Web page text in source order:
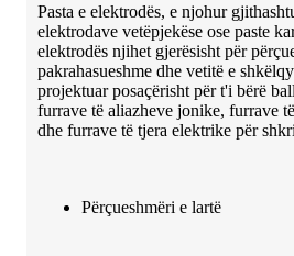
Pasta e elektrodës, e njohur
elektrodave vetëpjekëse ose paste
elektrodës njihet gjerësisht për
pakrahasueshme dhe vetitë e
projektuar posaçërisht për t'i bërë
furrave të aliazheve jonike, furrave
dhe furrave të tjera elektrike për
Përçueshmëri e lartë